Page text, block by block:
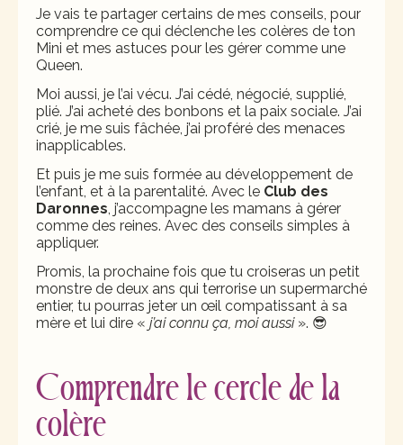
Je vais te partager certains de mes conseils, pour
comprendre ce qui déclenche les colères de ton
Mini et mes astuces pour les gérer comme une
Queen.
Moi aussi, je l’ai vécu. J’ai cédé, négocié, supplié,
plié. J’ai acheté des bonbons et la paix sociale. J’ai
crié, je me suis fâchée, j’ai proféré des menaces
inapplicables.
Et puis je me suis formée au développement de
l’enfant, et à la parentalité. Avec le Club des
Daronnes, j’accompagne les mamans à gérer
comme des reines. Avec des conseils simples à
appliquer.
Promis, la prochaine fois que tu croiseras un petit
monstre de deux ans qui terrorise un supermarché
entier, tu pourras jeter un œil compatissant à sa
mère et lui dire « j’ai connu ça, moi aussi ». 😎
Comprendre le cercle de la
colère